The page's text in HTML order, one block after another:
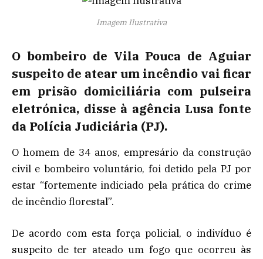
Imagem Ilustrativa
O bombeiro de Vila Pouca de Aguiar
suspeito de atear um incêndio vai ficar
em prisão domiciliária com pulseira
eletrónica, disse à agência Lusa fonte
da Polícia Judiciária (PJ).
O homem de 34 anos, empresário da construção
civil e bombeiro voluntário, foi detido pela PJ por
estar “fortemente indiciado pela prática do crime
de incêndio florestal”.
De acordo com esta força policial, o indivíduo é
suspeito de ter ateado um fogo que ocorreu às